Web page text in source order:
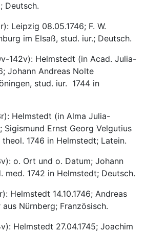
Deutsch.
Leipzig 08.05.1746; F. W.
im Elsaß, stud. iur.; Deutsch.
142v): Helmstedt (in Acad. Julia-
Johann Andreas Nolte
stud. iur.  1744 in
Helmstedt (in Alma Julia-
Sigismund Ernst Georg Velgutius
1746 in Helmstedt; Latein.
o. Ort und o. Datum; Johann
med. 1742 in Helmstedt; Deutsch.
Helmstedt 14.10.1746; Andreas
Nürnberg; Französisch.
Helmstedt 27.04.1745; Joachim